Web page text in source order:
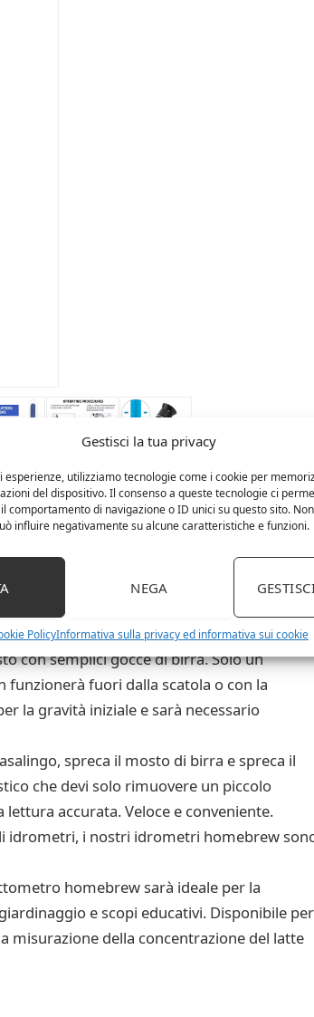
Gestisci la tua privacy
esperienze, utilizziamo tecnologie come i cookie per
del dispositivo. Il consenso a queste tecnologie ci
comportamento di navigazione o ID unici su questo sito.
influire negativamente su alcune caratteristiche e funzioni.
NEGA
PolicyInformativa sulla privacy ed informativa sui cookie
viene fornito con una doppia scala, SG e
di scarsa illuminazione, basta puntarla
Inoltre abbina accuratamente le
per le letture dello zucchero del mosto
con semplici gocce di birra. Solo un
fuori dalla scatola o con la
la gravità iniziale e sarà necessario
spreca il mosto di birra e spreca il
che devi solo rimuovere un piccolo
accurata. Veloce e conveniente.
idrometri, i nostri idrometri homebrew
homebrew sarà ideale per la
e scopi educativi. Disponibile per
misurazione della concentrazione del latte